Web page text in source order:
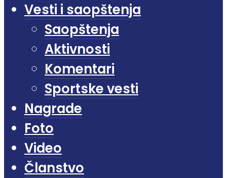
Vesti i saopštenja
Saopštenja
Aktivnosti
Komentari
Sportske vesti
Nagrade
Foto
Video
Članstvo